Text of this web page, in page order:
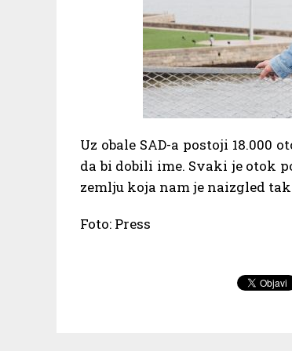
Uz obale SAD-a postoji
da bi dobili ime. Svaki je otok
zemlju koja nam je naizgled
Foto: Press